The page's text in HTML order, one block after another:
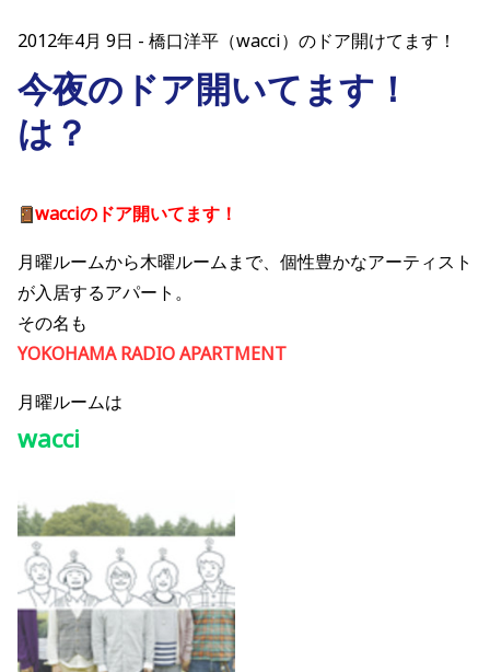
2012年4月 9日 橋口洋平（wacci）のドア開けてます！
今夜のドア開いてます！
は？
wacciのドア開いてます！
月曜ルームから木曜ルームまで、個性豊かなアーティスト
が入居するアパート。
その名も
YOKOHAMA RADIO APARTMENT
月曜ルームは
wacci